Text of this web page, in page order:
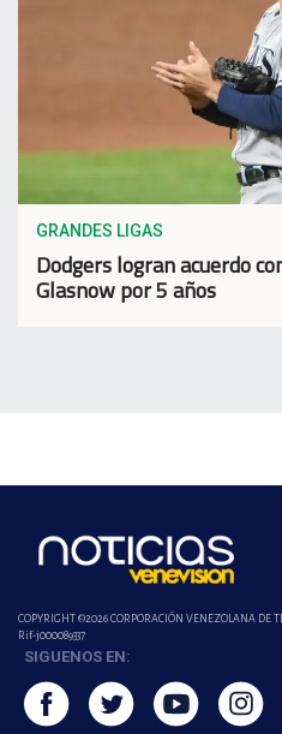
GRANDES LIGAS
Dodgers logran acuerdo
Glasnow por 5 años
COPYRIGHT ©2026 CORPORACIÓN VENEZOLANA DE
Rif-j000089337
SIGUENOS EN: